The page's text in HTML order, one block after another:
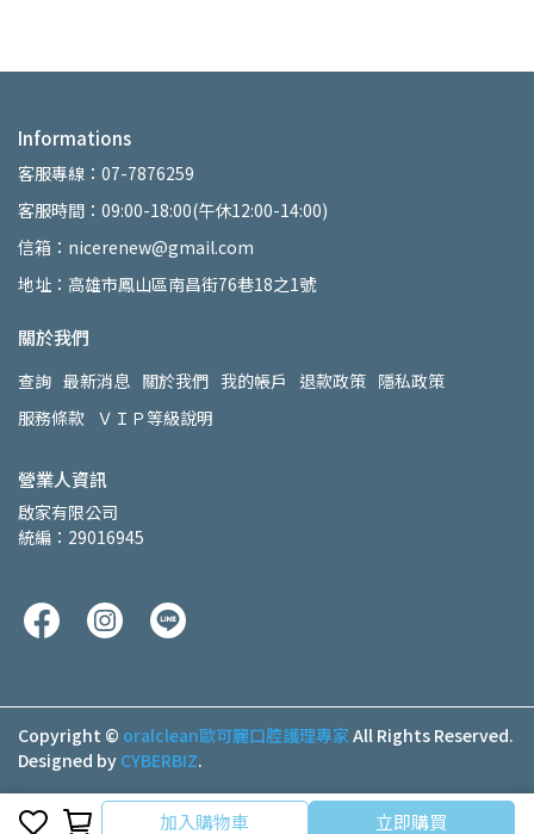
加入購物車 立即購買
Informations
客服專線：07-7876259
客服時間：09:00-18:00(午休12:00-14:00)
信箱：nicerenew@gmail.com
地址：高雄市鳳山區南昌街76巷18之1號
關於我們
查詢 最新消息 關於我們 我的帳戶 退款政策 隱私政策
服務條款
ＶＩＰ等級說明
營業人資訊
啟家有限公司
統編：29016945
Copyright © oralclean歐可麗口腔護理專家All Rights Reserved.
Designed by CYBERBIZ.